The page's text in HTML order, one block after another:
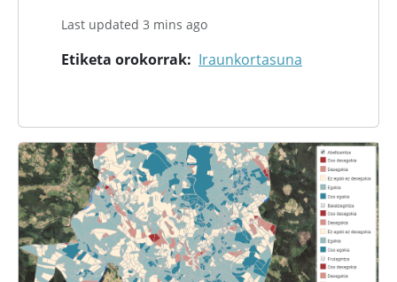
Last updated 3 mins ago
Etiketa orokorrak Iraunkortasuna